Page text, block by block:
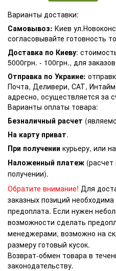
Варианты доставки:
Самовывоз: Киев
согласовывайте готовность
Доставка по Киеву:
5000грн. - 100грн., для
Отправка по Украине:
Почта, Деливери, САТ,
адресно, осуществляется за
Варианты оплаты товара:
Безналичный расчет
На карту приват.
При получении курьеру, или
Наложенный платеж (расчет
получении).
Обратите внимание! Для
заказных позиций
предоплата. Если нужен
возможности сделать
менеджерами, возможно на
размеру готовый кусок.
Возврат-обмен товара в
законодательству.